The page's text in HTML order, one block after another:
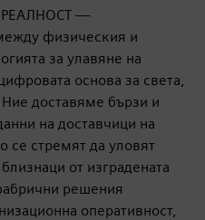
—
физическия и
за улавяне на
основа за света,
доставяме бързи и
на доставчици на
се стремят да уловят
от изградената
решения
оперативност,